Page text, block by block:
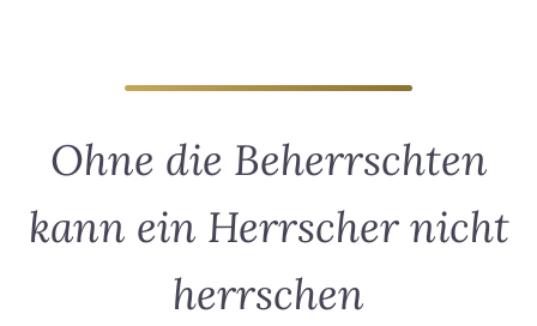
Ohne die Beherrschten
kann ein Herrscher nicht
herrschen